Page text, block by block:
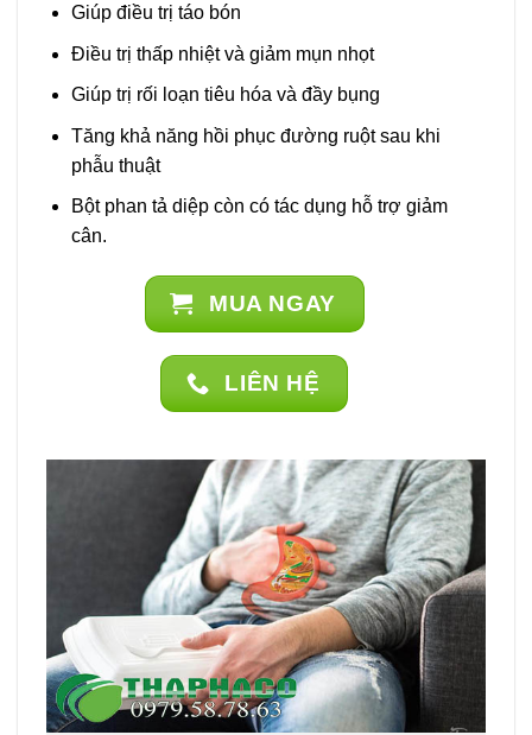
Giúp điều trị táo bón
Điều trị thấp nhiệt và giảm mụn nhọt
Giúp trị rối loạn tiêu hóa và đầy bụng
Tăng khả năng hồi phục đường ruột sau khi
phẫu thuật
Bột phan tả diệp còn có tác dụng hỗ trợ giảm
cân.
MUA NGAY
LIÊN HỆ